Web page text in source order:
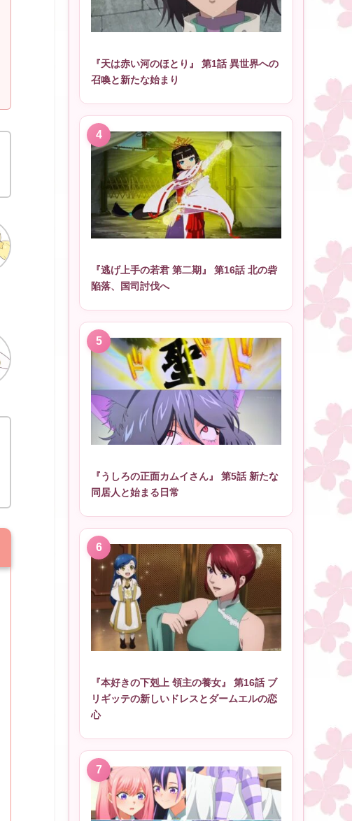
『天は赤い河のほとり』 第1話 異世界への
召喚と新たな始まり
『逃げ上手の若君 第二期』 第16話 北の砦
陥落、国司討伐へ
『うしろの正面カムイさん』 第5話 新たな
同居人と始まる日常
『本好きの下剋上 領主の養女』 第16話 ブ
リギッテの新しいドレスとダームエルの恋
心